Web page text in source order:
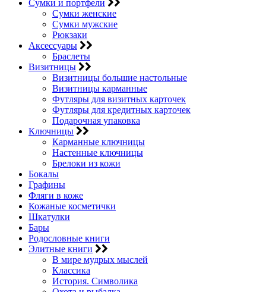
Сумки и портфели
Сумки женские
Сумки мужские
Рюкзаки
Аксессуары
Браслеты
Визитницы
Визитницы большие настольные
Визитницы карманные
Футляры для визитных карточек
Футляры для кредитных карточек
Подарочная упаковка
Ключницы
Карманные ключницы
Настенные ключницы
Брелоки из кожи
Бокалы
Графины
Фляги в коже
Кожаные косметички
Шкатулки
Бары
Родословные книги
Элитные книги
В мире мудрых мыслей
Классика
История. Символика